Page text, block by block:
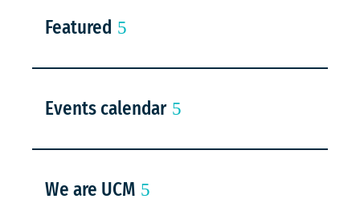
Featured
Events calendar
We are UCM